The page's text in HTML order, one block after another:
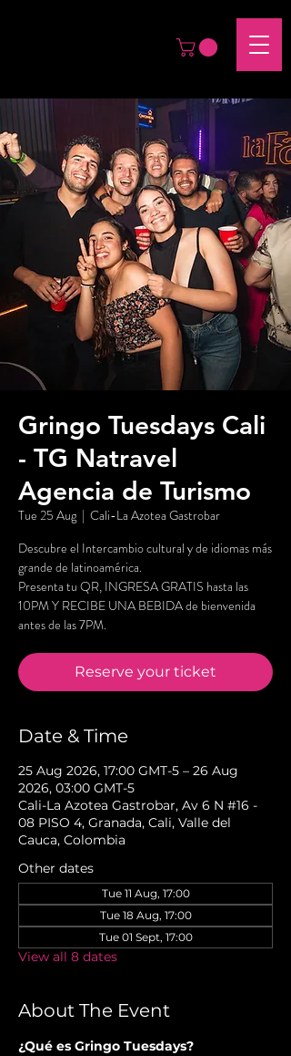
Gringo Tuesdays Cali
- TG Natravel
Agencia de Turismo
Tue 25 Aug
  |
Cali-La Azotea Gastrobar
Descubre el Intercambio cultural y de idiomas más
grande de latinoamérica.
Presenta tu QR, INGRESA GRATIS hasta las
10PM Y RECIBE UNA BEBIDA de bienvenida
antes de las 7PM.
Reserve your ticket
Date & Time
25 Aug 2026, 17:00 GMT-5 – 26 Aug
2026, 03:00 GMT-5
Cali-La Azotea Gastrobar, Av 6 N #16 -
08 PISO 4, Granada, Cali, Valle del
Cauca, Colombia
Other dates
Tue 11 Aug, 17:00
Tue 18 Aug, 17:00
Tue 01 Sept, 17:00
View all 8 dates
About The Event
¿Qué es Gringo Tuesdays?